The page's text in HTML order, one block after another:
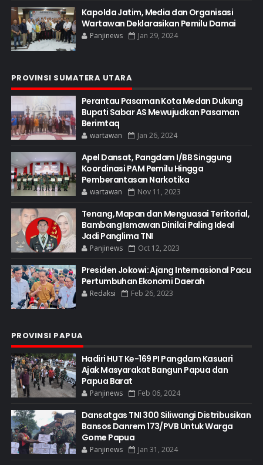
Kapolda Jatim, Media dan Organisasi
Wartawan Deklarasikan Pemilu Damai
Panjinews Jan 29, 2024
PROVINSI SUMATERA UTARA
Perantau Pasaman Kota Medan Dukung
Bupati Sabar AS Mewujudkan Pasaman
Berimtaq
wartawan Jan 26, 2024
Apel Dansat, Pangdam I/BB Singgung
Koordinasi PAM Pemilu Hingga
Pemberantasan Narkotika
wartawan Nov 11, 2023
Tenang, Mapan dan Menguasai Teritorial,
Bambang Ismawan Dinilai Paling Ideal
Jadi Panglima TNI
Panjinews Oct 12, 2023
Presiden Jokowi: Ajang Internasional Pacu
Pertumbuhan Ekonomi Daerah
Redaksi Feb 26, 2023
PROVINSI PAPUA
Hadiri HUT Ke-169 PI Pangdam Kasuari
Ajak Masyarakat Bangun Papua dan
Papua Barat
Panjinews Feb 06, 2024
Dansatgas TNI 300 Siliwangi Distribusikan
Bansos Danrem 173/PVB Untuk Warga
Gome Papua
Panjinews Jan 31, 2024